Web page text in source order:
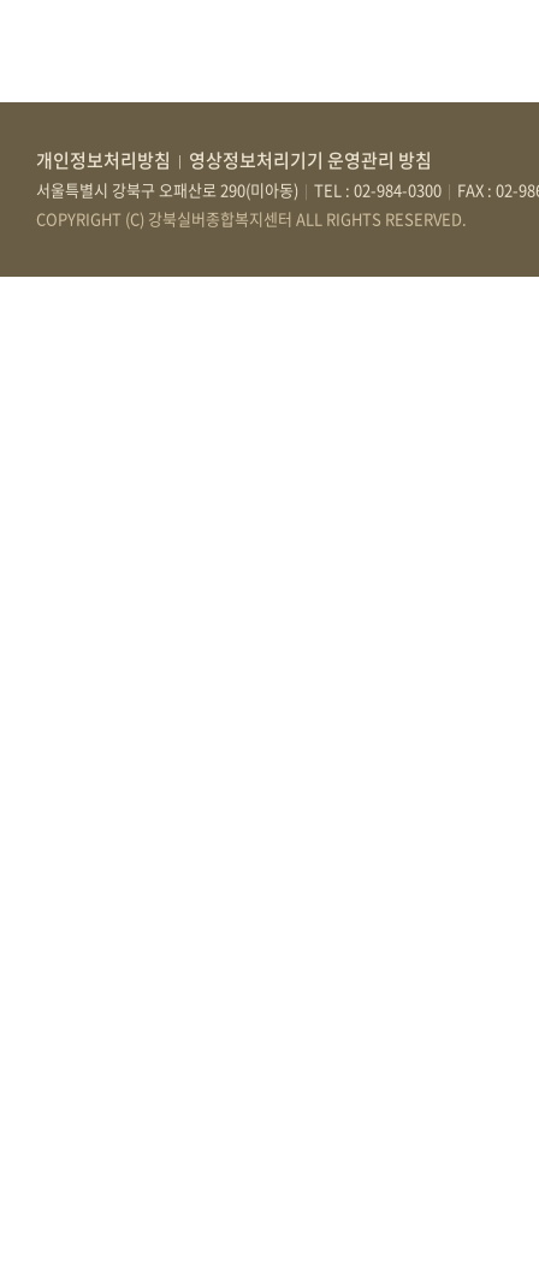
개인정보처리방침 영상정보처리기기 운영관리 방침
서울특별시 강북구 오패산로 290(미아동) | TEL : 02-984-0300 | FAX : 02-
COPYRIGHT (C) 강북실버종합복지센터 ALL RIGHTS RESERVED.